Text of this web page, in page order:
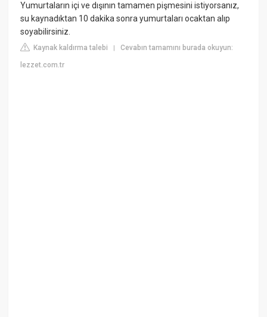
Yumurtaların içi ve dışının tamamen pişmesini istiyorsanız,
su kaynadıktan 10 dakika sonra yumurtaları ocaktan alıp
soyabilirsiniz.
Kaynak kaldırma talebi |Cevabın tamamını burada okuyun:
lezzet.com.tr